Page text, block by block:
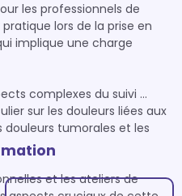
les professionnels de
lors de la prise en
implique une charge
complexes du suivi
sur les douleurs liées aux
tumorales et les
et les ateliers de